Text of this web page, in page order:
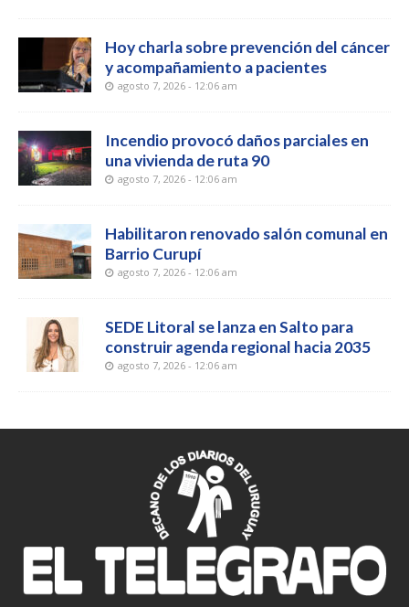
Hoy charla sobre prevención del cáncer
y acompañamiento a pacientes
agosto 7, 2026 - 12:06 am
Incendio provocó daños parciales en
una vivienda de ruta 90
agosto 7, 2026 - 12:06 am
Habilitaron renovado salón comunal en
Barrio Curupí
agosto 7, 2026 - 12:06 am
SEDE Litoral se lanza en Salto para
construir agenda regional hacia 2035
agosto 7, 2026 - 12:06 am